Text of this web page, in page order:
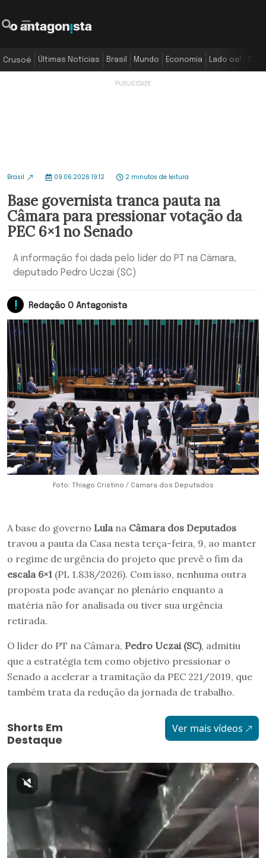
Crusoé Últimas Notícias Brasil Mundo Economia Lado oa!
Brasil 09.06.2026 19:12 2 minutos de leitura
Base governista tranca pauta na
Câmara para pressionar votação da
PEC 6×1 no Senado
A informação foi dada pelo líder do PT na Câmara,
deputado Pedro Uczai (SC)
Redação O Antagonista
Foto: Thiago Cristino / Câmara dos Deputados
A base do governo Lula na Câmara dos Deputados
travou a pauta da Casa nesta terça-feira, 9, ao manter
o regime de urgência do projeto que prevê o fim da
escala 6×1 (PL 1.838/2026). Com isso, nenhuma outra
proposta pode avançar no plenário enquanto a
matéria não for analisada ou tiver sua urgência
retirada.
O líder do PT na Câmara, Pedro Uczai (SC), admitiu
que a estratégia tem como objetivo pressionar o
Senado a acelerar a tramitação da PEC 221/2019, que
também trata da redução da jornada de trabalho.
Shorts Em
Destaque
Ver mais vídeos